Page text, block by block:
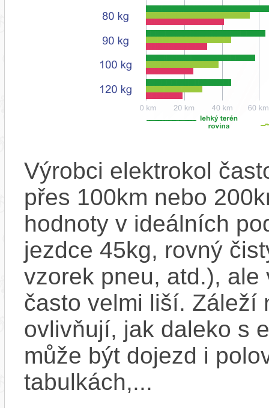
Výrobci elektrokol
přes 100km nebo
hodnoty v ideálních
jezdce 45kg, rovný
vzorek pneu, atd.),
často velmi liší. Záleží
ovlivňují, jak daleko s
může být dojezd i
tabulkách,...